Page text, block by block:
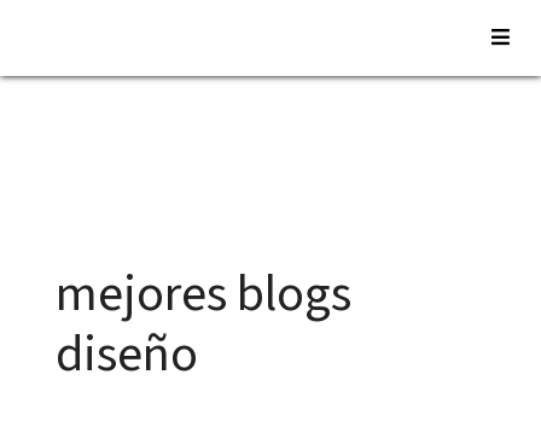
Saltar
mejores blogs
diseño